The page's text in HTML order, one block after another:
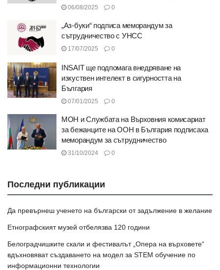
06/08/2025 0
„Аз-буки“ подписа меморандум за
сътрудничество с УНСС
17/07/2025 0
INSAIT ще подпомага внедряване на
изкуствен интелект в сигурността на
България
07/01/2025 0
МОН и Службата на Върховния комисариат
за бежанците на ООН в България подписаха
меморандум за сътрудничество
31/10/2024 0
Последни публикации
Да превърнеш ученето на български от задължение в желание
Етнографският музей отбелязва 120 години
Белоградчишките скали и фестивалът „Опера на върховете“
вдъхновяват създаването на модел за STEM обучение по
информационни технологии